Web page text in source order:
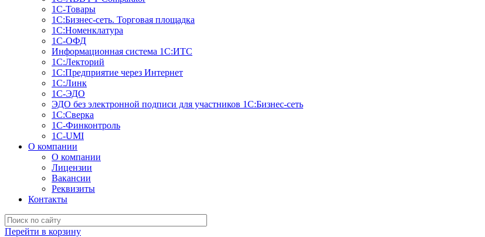
1С-Товары
1С:Бизнес-сеть. Торговая площадка
1С:Номенклатура
1С-ОФД
Информационная система 1С:ИТС
1С:Лекторий
1С:Предприятие через Интернет
1С:Линк
1С-ЭДО
ЭДО без электронной подписи для участников 1С:Бизнес-сеть
1С:Сверка
1С-Финконтроль
1C-UMI
О компании
О компании
Лицензии
Вакансии
Реквизиты
Контакты
Перейти в корзину